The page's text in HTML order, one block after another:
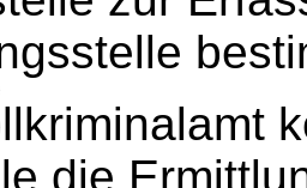
die